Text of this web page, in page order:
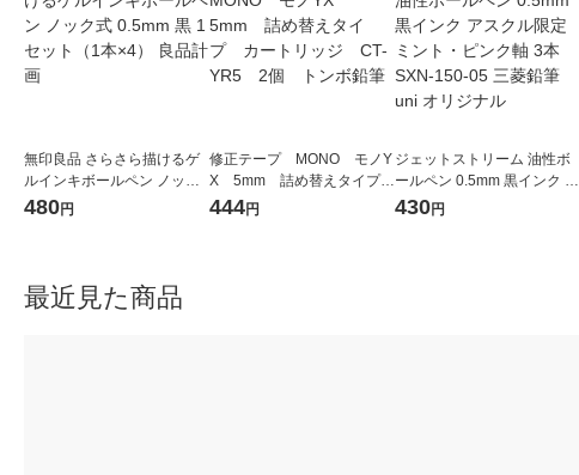
無印良品 さらさら描けるゲ
ルインキボールペン ノック
式 0.5mm 黒 1セット（1本×
480円
修正テープ MONO モノY
X 5mm 詰め替えタイプ
カートリッジ CT-YR5 2
444円
ジェットストリーム 油性ボ
ールペン 0.5mm 黒インク ア
スクル限定ミント・ピンク
430円
最近見た商品